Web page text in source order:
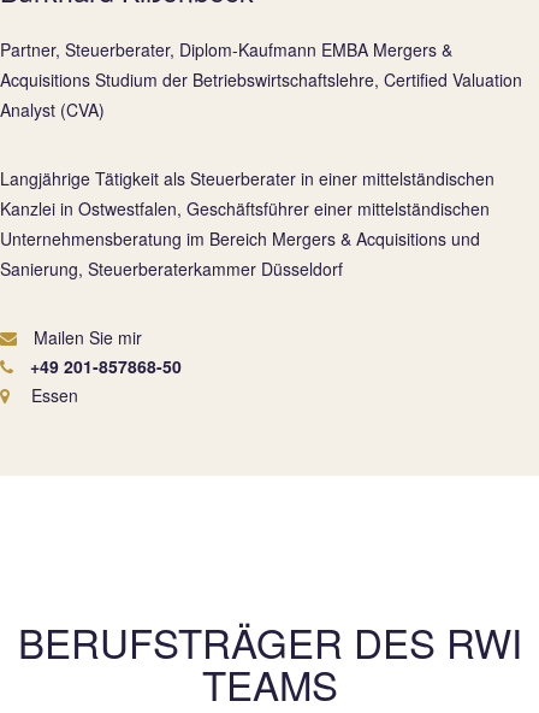
Partner, Steuerberater, Diplom-Kaufmann EMBA Mergers &
Acquisitions Studium der Betriebswirtschaftslehre, Certified Valuation
Analyst (CVA)
Langjährige Tätigkeit als Steuerberater in einer mittelständischen
Kanzlei in Ostwestfalen, Geschäftsführer einer mittelständischen
Unternehmensberatung im Bereich Mergers & Acquisitions und
Sanierung, Steuerberaterkammer Düsseldorf
Mailen Sie mir
+49 201-857868-50
Essen
BERUFSTRÄGER DES RWI
TEAMS